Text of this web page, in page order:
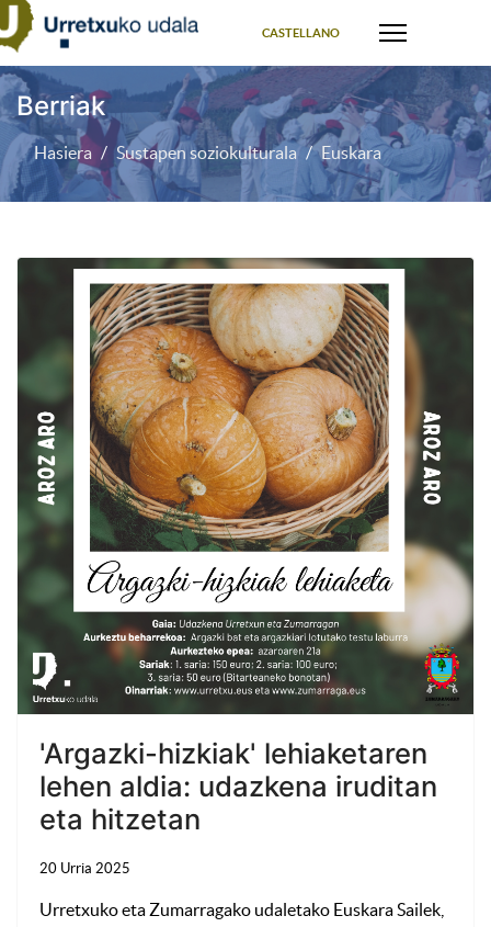
CASTELLANO
Berriak
Hasiera Sustapen soziokulturala Euskara
'Argazki-hizkiak' lehiaketaren
lehen aldia: udazkena iruditan
eta hitzetan
20 Urria 2025
Urretxuko eta Zumarragako udaletako Euskara Sailek,